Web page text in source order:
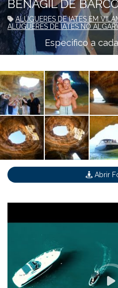
BENAGIL DE
ALUGUERES DE IATES EM
ALUGUERES DE IATES NO
Especifico a
Abrir